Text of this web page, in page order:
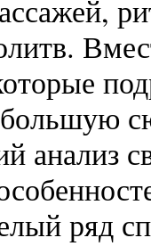
анализ
ряд